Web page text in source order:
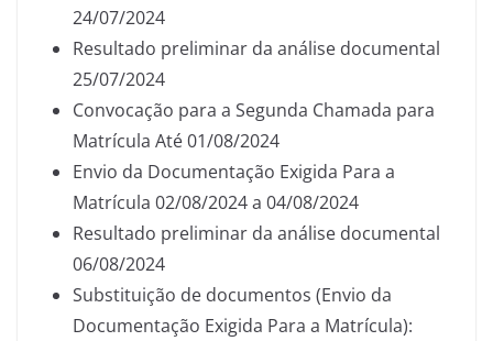
24/07/2024
Resultado preliminar da análise documental
25/07/2024
Convocação para a Segunda Chamada para
Matrícula Até 01/08/2024
Envio da Documentação Exigida Para a
Matrícula 02/08/2024 a 04/08/2024
Resultado preliminar da análise documental
06/08/2024
Substituição de documentos (Envio da
Documentação Exigida Para a Matrícula):